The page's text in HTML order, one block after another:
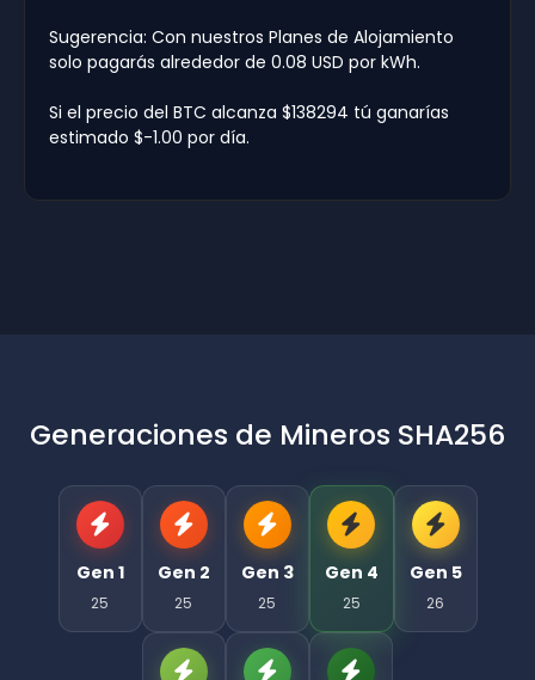
Sugerencia: Con nuestros Planes de Alojamiento
solo pagarás alrededor de 0.08 USD por kWh.
Si el precio del BTC alcanza $138294 tú ganarías
estimado $-1.00 por día.
Generaciones de Mineros SHA256
Gen 1
25
Gen 2
25
Gen 3
25
Gen 4
25
Gen 5
26